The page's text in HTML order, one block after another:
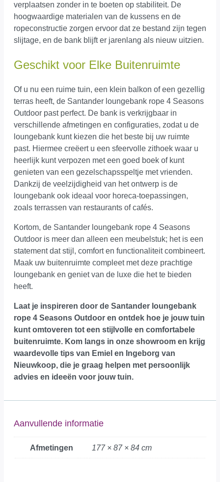
verplaatsen zonder in te boeten op stabiliteit. De
hoogwaardige materialen van de kussens en de
ropeconstructie zorgen ervoor dat ze bestand zijn tegen
slijtage, en de bank blijft er jarenlang als nieuw uitzien.
Geschikt voor Elke Buitenruimte
Of u nu een ruime tuin, een klein balkon of een gezellig
terras heeft, de Santander loungebank rope 4 Seasons
Outdoor past perfect. De bank is verkrijgbaar in
verschillende afmetingen en configuraties, zodat u de
loungebank kunt kiezen die het beste bij uw ruimte
past. Hiermee creëert u een sfeervolle zithoek waar u
heerlijk kunt verpozen met een goed boek of kunt
genieten van een gezelschapsspeltje met vrienden.
Dankzij de veelzijdigheid van het ontwerp is de
loungebank ook ideaal voor horeca-toepassingen,
zoals terrassen van restaurants of cafés.
Kortom, de Santander loungebank rope 4 Seasons
Outdoor is meer dan alleen een meubelstuk; het is een
statement dat stijl, comfort en functionaliteit combineert.
Maak uw buitenruimte compleet met deze prachtige
loungebank en geniet van de luxe die het te bieden
heeft.
Laat je inspireren door de Santander loungebank
rope 4 Seasons Outdoor en ontdek hoe je jouw tuin
kunt omtoveren tot een stijlvolle en comfortabele
buitenruimte. Kom langs in onze showroom en krijg
waardevolle tips van Emiel en Ingeborg van
Nieuwkoop, die je graag helpen met persoonlijk
advies en ideeën voor jouw tuin.
Aanvullende informatie
Afmetingen 177 × 87 × 84 cm